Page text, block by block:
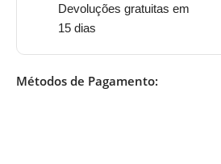
Devoluções gratuitas em
15 dias
Métodos de Pagamento: